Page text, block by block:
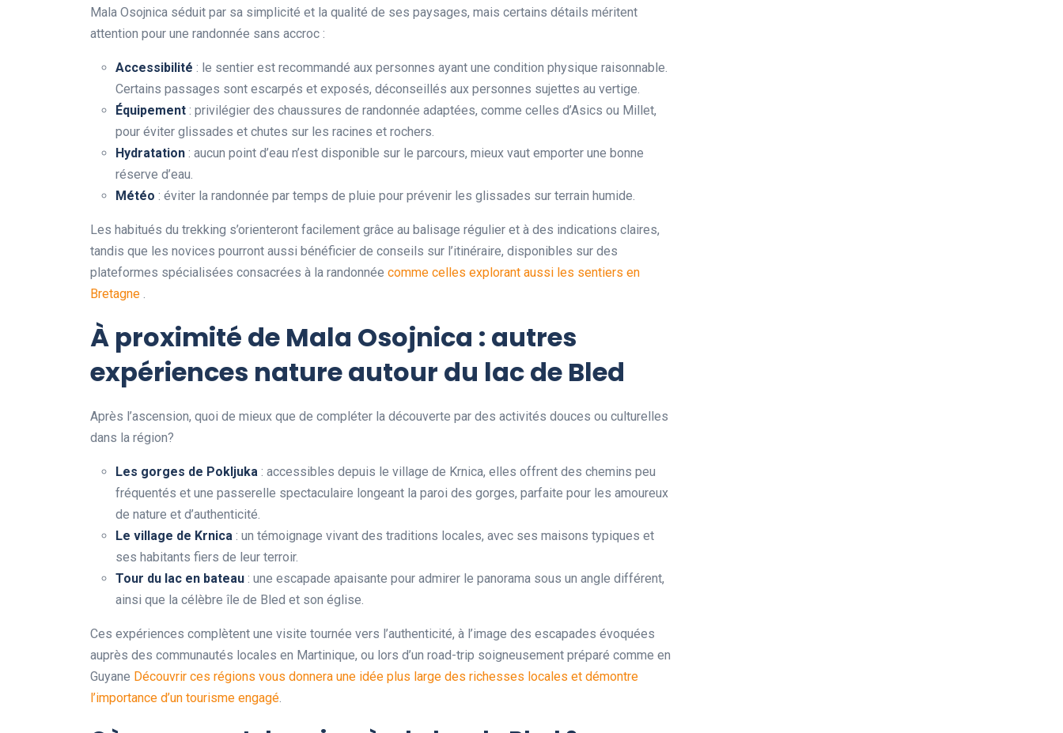
Mala Osojnica séduit par sa simplicité et la qualité de ses paysages, mais certains détails méritent
attention pour une randonnée sans accroc :
Accessibilité : le sentier est recommandé aux personnes ayant une condition physique raisonnable.
Certains passages sont escarpés et exposés, déconseillés aux personnes sujettes au vertige.
Équipement : privilégier des chaussures de randonnée adaptées, comme celles d’Asics ou Millet,
pour éviter glissades et chutes sur les racines et rochers.
Hydratation : aucun point d’eau n’est disponible sur le parcours, mieux vaut emporter une bonne
réserve d’eau.
Météo : éviter la randonnée par temps de pluie pour prévenir les glissades sur terrain humide.
Les habitués du trekking s’orienteront facilement grâce au balisage régulier et à des indications claires,
tandis que les novices pourront aussi bénéficier de conseils sur l’itinéraire, disponibles sur des
plateformes spécialisées consacrées à la randonnée comme celles explorant aussi les sentiers en
Bretagne .
À proximité de Mala Osojnica : autres
expériences nature autour du lac de Bled
Après l’ascension, quoi de mieux que de compléter la découverte par des activités douces ou culturelles
dans la région?
Les gorges de Pokljuka : accessibles depuis le village de Krnica, elles offrent des chemins peu
fréquentés et une passerelle spectaculaire longeant la paroi des gorges, parfaite pour les amoureux
de nature et d’authenticité.
Le village de Krnica : un témoignage vivant des traditions locales, avec ses maisons typiques et
ses habitants fiers de leur terroir.
Tour du lac en bateau : une escapade apaisante pour admirer le panorama sous un angle différent,
ainsi que la célèbre île de Bled et son église.
Ces expériences complètent une visite tournée vers l’authenticité, à l’image des escapades évoquées
auprès des communautés locales en Martinique, ou lors d’un road-trip soigneusement préparé comme en
Guyane Découvrir ces régions vous donnera une idée plus large des richesses locales et démontre
l’importance d’un tourisme engagé.